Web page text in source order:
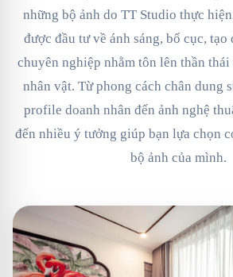
những bộ ảnh do TT Studio thực
được đầu tư về ánh sáng, bố cục, tạo
chuyên nghiệp nhằm tôn lên thần
nhân vật. Từ phong cách chân dung
profile doanh nhân đến ảnh nghệ
đến nhiều ý tưởng giúp bạn lựa chọn
bộ ảnh của mình.